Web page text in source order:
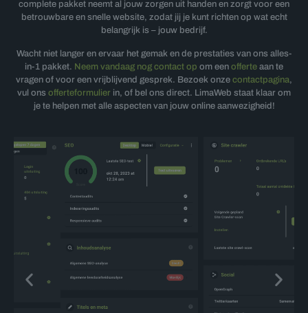
complete pakket neemt al jouw zorgen uit handen en zorgt voor een
betrouwbare en snelle website, zodat jij je kunt richten op wat echt
belangrijk is – jouw bedrijf.
Wacht niet langer en ervaar het gemak en de prestaties van ons alles-
in-1 pakket. Neem vandaag nog contact op om een offerte aan te
vragen of voor een vrijblijvend gesprek. Bezoek onze contactpagina,
vul ons offerteformulier in, of bel ons direct. LimaWeb staat klaar om
je te helpen met alle aspecten van jouw online aanwezigheid!